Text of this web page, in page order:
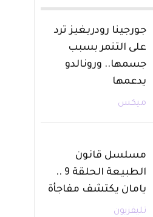
جورجينا رودريغيز ترد
على التنمر بسبب
جسمها.. ورونالدو
يدعمها
ميكس
مسلسل قانون
الطبيعة الحلقة 9 ..
يامان يكتشف مفاجأة
تليفزيون